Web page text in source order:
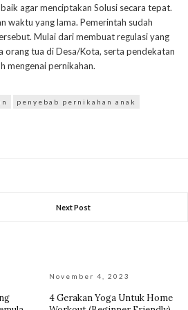
agar menciptakan Solusi secara tepat.
waktu yang lama. Pemerintah sudah
Mulai dari membuat regulasi yang
orang tua di Desa/Kota, serta pendekatan
mengenai pernikahan.
penyebab pernikahan anak
Next Post
November 4, 2023
4 Gerakan Yoga Untuk Home